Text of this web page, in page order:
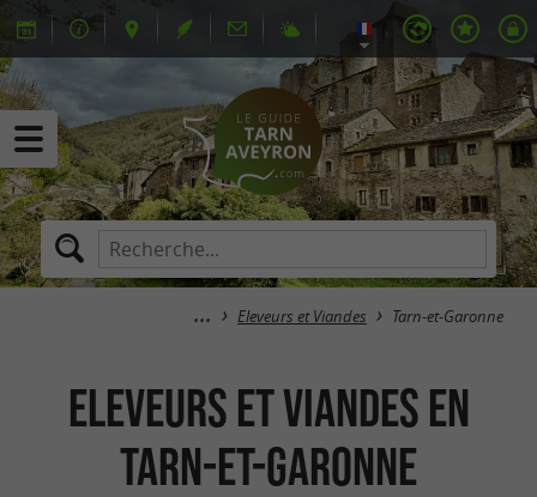
Eleveurs et Viandes Tarn-et-Garonne
Eleveurs et Viandes en
Tarn-et-Garonne